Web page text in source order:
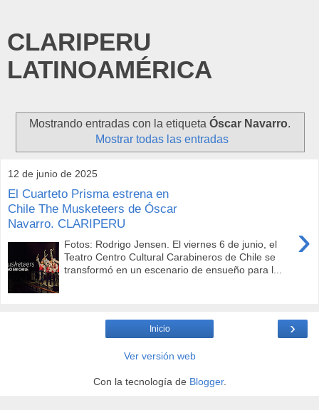
CLARIPERU
LATINOAMÉRICA
Mostrando entradas con la etiqueta Óscar Navarro.
Mostrar todas las entradas
12 de junio de 2025
El Cuarteto Prisma estrena en
Chile The Musketeers de Óscar
Navarro. CLARIPERU
›
Fotos: Rodrigo Jensen. El viernes 6 de junio, el
Teatro Centro Cultural Carabineros de Chile se
transformó en un escenario de ensueño para l...
›
Inicio
Ver versión web
Con la tecnología de Blogger.